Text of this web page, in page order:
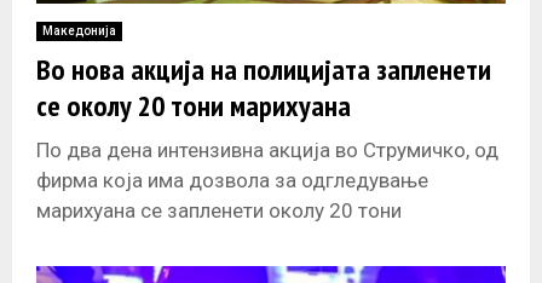
E
N
U
Македонија
Во нова акција на полицијата запленети
се околу 20 тони марихуана
По два дена интензивна акција во Струмичко, од
фирма која има дозвола за одгледување
марихуана се запленети околу 20 тони